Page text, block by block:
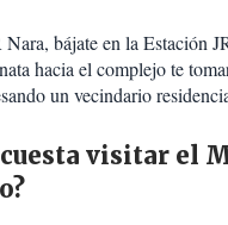
bájate en la Estación
hacia el complejo te
un vecindario
visitar el